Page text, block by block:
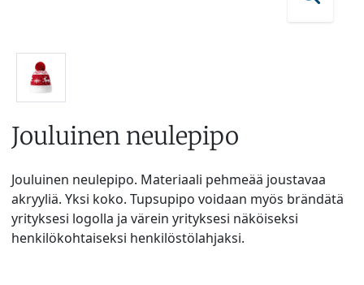
Jouluinen neulepipo
Jouluinen neulepipo. Materiaali pehmeää joustavaa
akryyliä. Yksi koko. Tupsupipo voidaan myös brändätä
yrityksesi logolla ja värein yrityksesi näköiseksi
henkilökohtaiseksi henkilöstölahjaksi.